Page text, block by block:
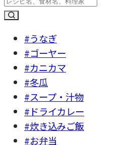
#うなぎ
#ゴーヤー
#カニカマ
#冬瓜
#スープ・汁物
#ドライカレー
#炊き込みご飯
#お弁当